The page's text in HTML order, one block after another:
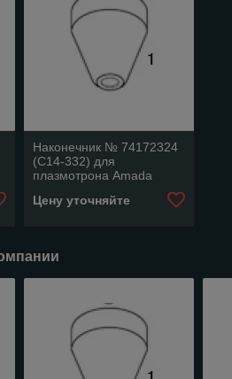
Наконечник № 74172324
(C14-332) для
плазмотрона Amada
Цену уточняйте